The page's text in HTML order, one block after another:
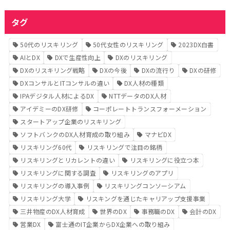
タグ
50代のリスキリング 50代女性のリスキリング
2023DX白書
AIとDX
DXで生産性向上
DXのリスキリング
DXのリスキリング戦略
DXの今後 DXの流行り
DXの研修
DXコンサルとITコンサルの違い
DX人材の種類
IPAデジタル人材によるDX
NTTデータのDX人材
アイデミーのDX研修
コーポレートトランスフォーメーション
スタートアップ企業のリスキリング
ソフトバンクのDX人材育成の取り組み
マナビDX
リスキリング60代
リスキリングで注目の銘柄
リスキリングとリカレントの違い
リスキリングに役立つ本
リスキリングに関する調査
リスキリングのアプリ
リスキリングの導入事例
リスキリングコンソーシアム
リスキリング大学
リスキングを通じたキャリアップ支援事業
三井物産のDX人材育成
世界のDX 事務職のDX
会計のDX
営業DX
富士通のIT企業からDX企業への取り組み